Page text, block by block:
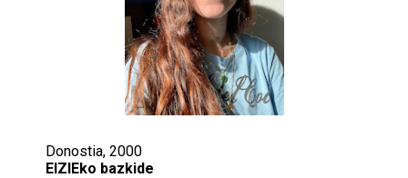
Donostia, 2000
EIZIEko bazkide